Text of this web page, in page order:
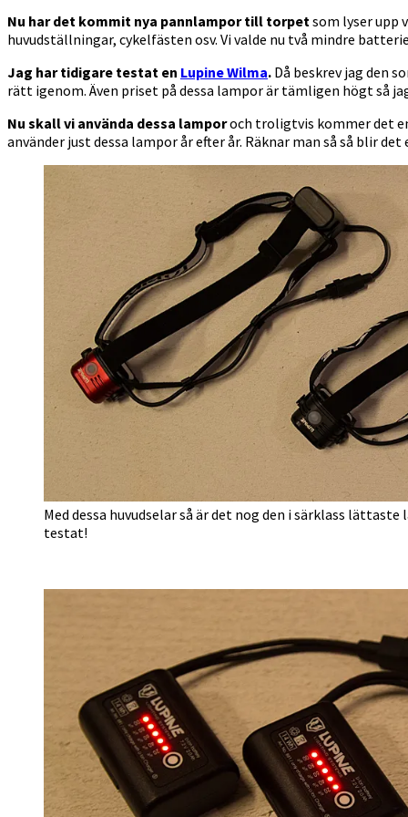
Nu har det kommit nya pannlampor till torpetsom lyser upp
huvudställningar, cykelfästen osv. Vi valde nu två mindre
Jag har tidigare testat en Lupine Wilma. Då beskrev jag den
rätt igenom. Även priset på dessa lampor är tämligen högt så
Nu skall vi använda dessa lamporoch troligtvis kommer det
använder just dessa lampor år efter år. Räknar man så så blir
Med dessa huvudselar så är det nog den i särklass
testat!